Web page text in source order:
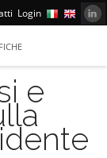
Login
e